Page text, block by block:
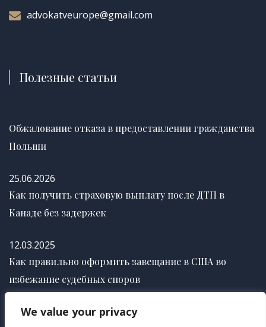
We value your privacy
advokatveurope@gmail.com
Полезные статьи
Обжалование отказа в предоставлении гражданства
Польши
25.06.2026
Как получить страховую выплату после ДТП в
Канаде без задержек
12.03.2025
Как правильно оформить завещание в США во
избежание судебных споров
12.03.2025